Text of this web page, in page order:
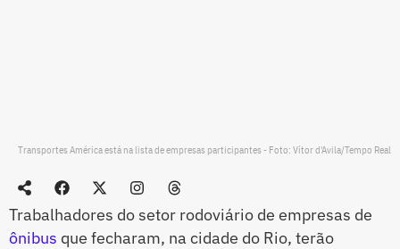
Transportes América está na lista de empresas participantes - Foto: Vítor d'Avila/Tempo Real
Trabalhadores do setor rodoviário de empresas de
ônibus que fecharam, na cidade do Rio, terão